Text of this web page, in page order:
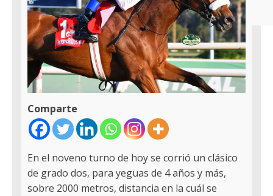
Comparte
En el noveno turno de hoy se corrió un clásico
de grado dos, para yeguas de 4 años y más,
sobre 2000 metros, distancia en la cuál se